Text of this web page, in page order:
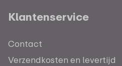
Klantenservice
Contact
Verzendkosten en levertijd